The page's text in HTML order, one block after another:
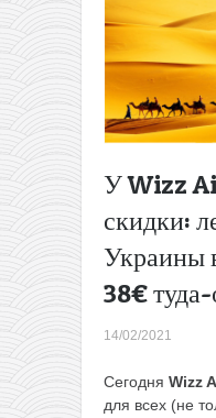
У Wizz
скидки:
Украины
38€
14/02/2021
Сегодня Wizz
для всех (не